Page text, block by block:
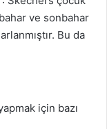
ve sonbahar
Bu da
için bazı